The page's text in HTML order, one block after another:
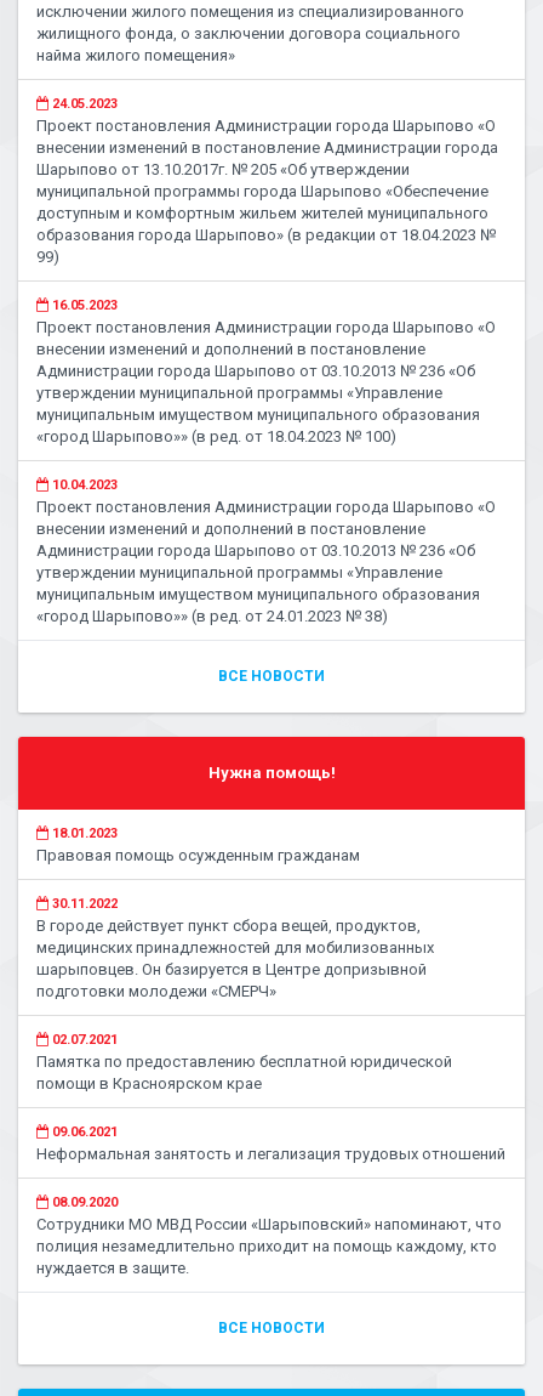
исключении жилого помещения из специализированного
жилищного фонда, о заключении договора социального
найма жилого помещения»
24.05.2023
Проект постановления Администрации города Шарыпово «О
внесении изменений в постановление Администрации города
Шарыпово от 13.10.2017г. № 205 «Об утверждении
муниципальной программы города Шарыпово «Обеспечение
доступным и комфортным жильем жителей муниципального
образования города Шарыпово» (в редакции от 18.04.2023 №
99)
16.05.2023
Проект постановления Администрации города Шарыпово «О
внесении изменений и дополнений в постановление
Администрации города Шарыпово от 03.10.2013 № 236 «Об
утверждении муниципальной программы «Управление
муниципальным имуществом муниципального образования
«город Шарыпово»» (в ред. от 18.04.2023 № 100)
10.04.2023
Проект постановления Администрации города Шарыпово «О
внесении изменений и дополнений в постановление
Администрации города Шарыпово от 03.10.2013 № 236 «Об
утверждении муниципальной программы «Управление
муниципальным имуществом муниципального образования
«город Шарыпово»» (в ред. от 24.01.2023 № 38)
ВСЕ НОВОСТИ
Нужна помощь!
18.01.2023
Правовая помощь осужденным гражданам
30.11.2022
В городе действует пункт сбора вещей, продуктов,
медицинских принадлежностей для мобилизованных
шарыповцев. Он базируется в Центре допризывной
подготовки молодежи «СМЕРЧ»
02.07.2021
Памятка по предоставлению бесплатной юридической
помощи в Красноярском крае
09.06.2021
Неформальная занятость и легализация трудовых отношений
08.09.2020
Сотрудники МО МВД России «Шарыповский» напоминают, что
полиция незамедлительно приходит на помощь каждому, кто
нуждается в защите.
ВСЕ НОВОСТИ